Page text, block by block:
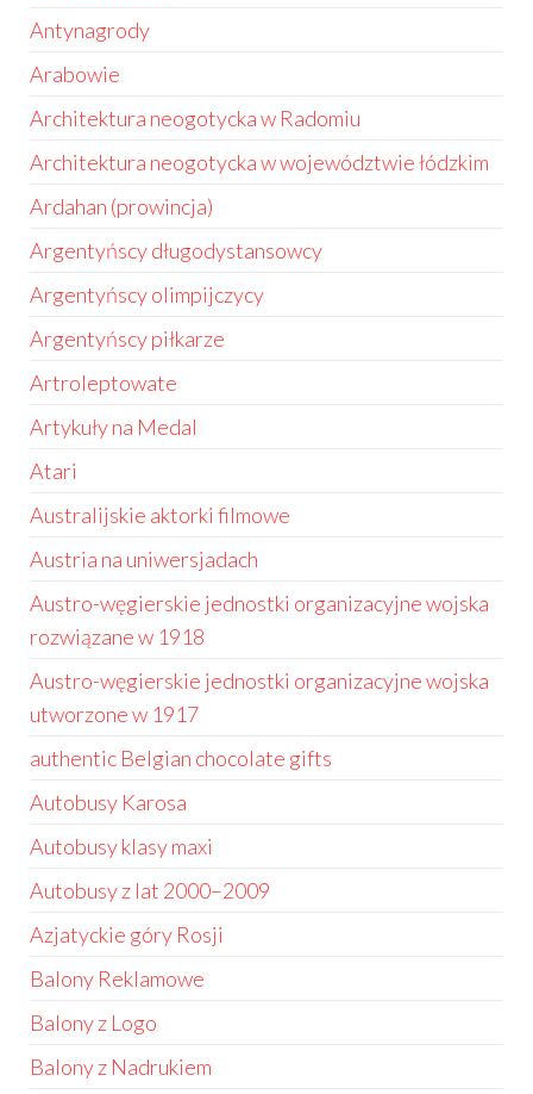
Antynagrody
Arabowie
Architektura neogotycka w Radomiu
Architektura neogotycka w województwie łódzkim
Ardahan (prowincja)
Argentyńscy długodystansowcy
Argentyńscy olimpijczycy
Argentyńscy piłkarze
Artroleptowate
Artykuły na Medal
Atari
Australijskie aktorki filmowe
Austria na uniwersjadach
Austro-węgierskie jednostki organizacyjne wojska
rozwiązane w 1918
Austro-węgierskie jednostki organizacyjne wojska
utworzone w 1917
authentic Belgian chocolate gifts
Autobusy Karosa
Autobusy klasy maxi
Autobusy z lat 2000–2009
Azjatyckie góry Rosji
Balony Reklamowe
Balony z Logo
Balony z Nadrukiem